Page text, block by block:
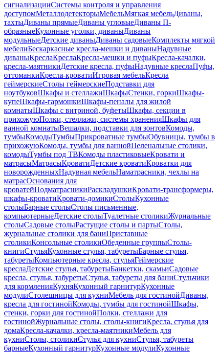
сигнализацииСистемы контроля и управления
доступомМеталлодетекторыМебельМягкая мебельДиваны,
тахтыДиваны прямыеДиваны угловыеДиваны П-
образныеКухонные уголки, диваныДиваны
модульныеДетские диваныДиваны садовыеКомплекты мягкой
мебелиБескаркасные кресла-мешки и диваныНадувные
диваныКреслаКреслаКресла-мешки и пуфыКресла-качалки,
кресла-маятникиДетские кресла, пуфыНадувные креслаПуфы,
оттоманкиКресла-кроватиИгровая мебельКресла
геймерскиеСтолы геймерскиеПодставки для
ноутбуковШкафы и стеллажиШкафыСтенки, горкиШкафы-
купеШкафы-гармошкиШкафы-пеналы для жилой
комнатыШкафы с витриной, буфетыШкафы, секции в
прихожуюПолки, стеллажи, системы храненияШкафы для
ванной комнатыВешалки, подставки для зонтовКомоды,
тумбыКомодыТумбыПрикроватные тумбыОбувницы, тумбы в
прихожуюКомоды, тумбы для ваннойПеленальные столики,
комодыТумбы под ТВКомоды пластиковыеКровати и
матрасыМатрасыКроватиДетские кроватиКроватки для
новорожденныхНадувная мебельНаматрасники, чехлы на
матрасОснования для
кроватейПодматрасникиРаскладушкиКровати-трансформеры,
шкафы-кроватиКровати-домикиСтолыКухонные
столыБарные столыСтолы письменные,
компьютерныеДетские столыТуалетные столикиЖурнальные
столыСадовые столыРастущие столы и партыСтолы,
журнальные столики для баниПриставные
столикиКонсольные столикиОбеденные группыСтолы-
книгиСтульяКухонные стулья, табуретыБарные стулья,
табуретыКомпьютерные кресла, стульяГеймерские
креслаДетские стулья, табуретыБанкетки, скамьиСадовые
кресла, стулья, табуретыСтулья, табуреты для баниСтульчики
для кормленияКухняКухонный гарнитурКухонные
модулиСтолешницы для кухниМебель для гостинойДиваны,
кресла для гостинойКомоды, тумбы для гостинойШкафы,
стенки, горки для гостинойПолки, стеллажи для
гостинойЖурнальные столы, столы-книгиКресла, стулья для
домаКресла-качалки, кресла-маятникиМебель для
кухниСтолы, столикиСтулья для кухниСтулья, табуреты
барныеКухонный гарнитурКухонные модулиКухонные